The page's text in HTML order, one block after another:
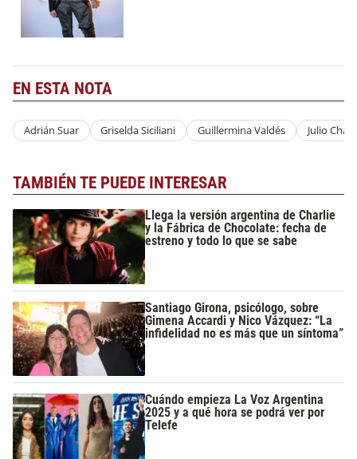
EN ESTA NOTA
Adrián Suar Griselda Siciliani Guillermina Valdés Julio
TAMBIÉN TE PUEDE INTERESAR
Llega la versión argentina de Charlie
y la Fábrica de Chocolate: fecha de
estreno y todo lo que se sabe
Santiago Girona, psicólogo, sobre
Gimena Accardi y Nico Vázquez: “La
infidelidad no es más que un síntoma”
Cuándo empieza La Voz Argentina
2025 y a qué hora se podrá ver por
Telefe